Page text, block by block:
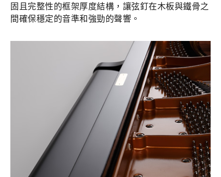
固且完整性的框架厚度結構，讓弦釘在木板與鐵骨之
間確保穩定的音準和強勁的聲響。